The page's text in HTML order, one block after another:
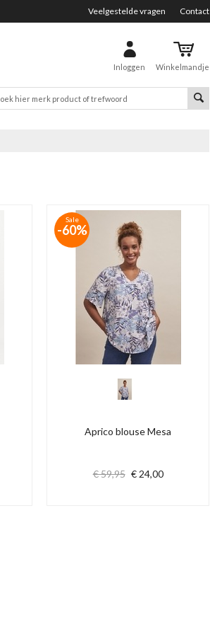
Veelgestelde vragen Contact
Inloggen Winkelmandje
Aprico blouse Mesa
€ 59,95 € 24,00
Sale
-60%